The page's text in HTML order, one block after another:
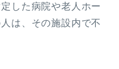
した病院や老人ホー
は、その施設内で不